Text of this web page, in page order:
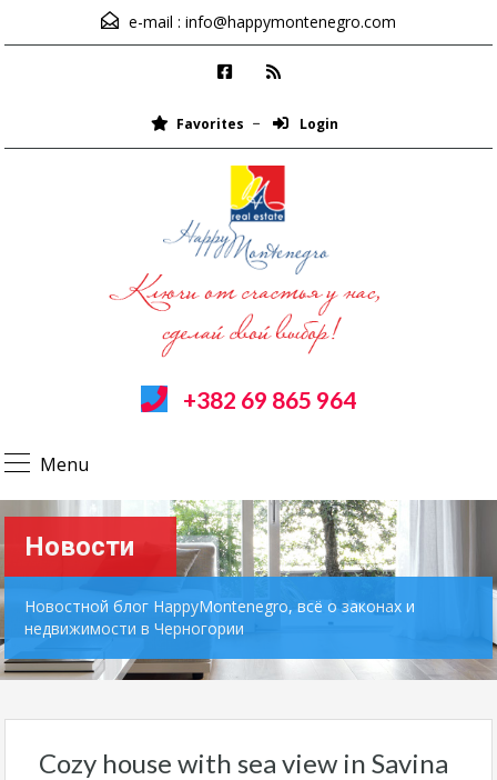
e-mail : info@happymontenegro.com
Favorites Login
+382 69 865 964
Menu
Новости
Новостной блог HappyMontenegro, всё о законах и
недвижимости в Черногории
Cozy house with sea view in Savina